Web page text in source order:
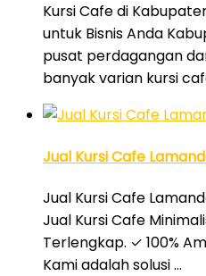
Kursi Cafe di
untuk Bisnis Anda
pusat perdagangan
banyak varian kursi
Jual Kursi Cafe
Jual Kursi Cafe
Jual Kursi Cafe
Terlengkap. ✓ 100%
Kami adalah solusi …